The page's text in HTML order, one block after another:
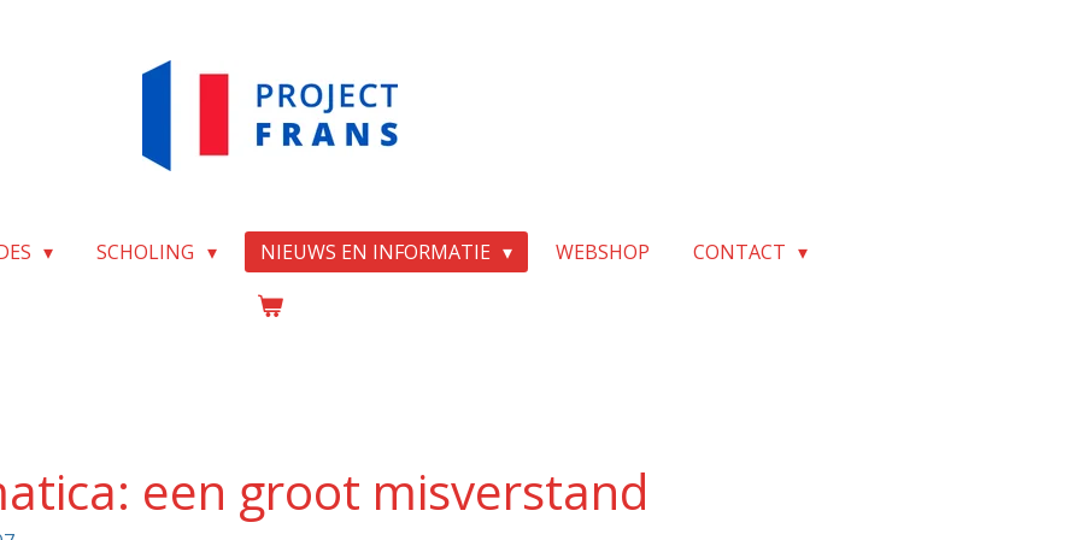
SCHOLING NIEUWS EN INFORMATIE WEBSHOP CONTACT
een groot misverstand